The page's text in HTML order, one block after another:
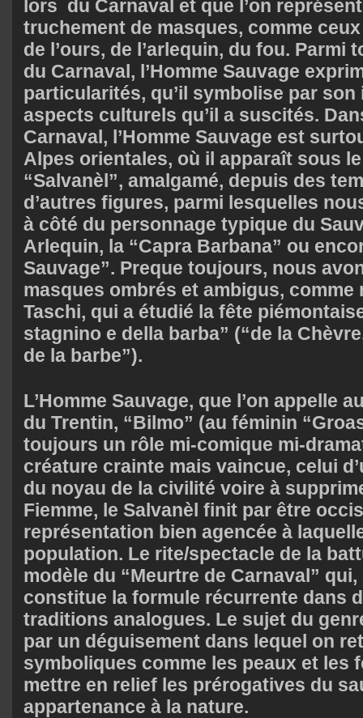
lors du Carnaval et que l’on
truchement de masques, comme ceux
de l’ours, de l’arlequin, du fou. Parmi
du Carnaval, l’Homme Sauvage
particularités, qu’il symbolise par son
aspects culturels qu’il a suscités.
Carnaval, l’Homme Sauvage est
Alpes orientales, où il apparaît sous
“Salvanèl”, amalgamé, depuis des
d’autres figures, parmi lesquelles
à côté du personnage typique du
Arlequin, la “Capra Barbana” ou
Sauvage”. Preque toujours, nous
masques ombrés et ambigus, comme
Taschi, qui a étudié la fête
stagnino e della barba” (“de la
de la barbe”).
L’Homme Sauvage, que l’on appelle
du Trentin, “Bilmo” (au féminin
toujours un rôle mi-comique mi-
créature crainte mais vaincue, celui
du noyau de la civilité voire à
Fiemme, le Salvanèl finit par être
représentation bien agencée à
population. Le rite/spectacle de la
modèle du “Meurtre de Carnaval”
constitue la formule récurrente dans
traditions analogues. Le sujet du
par un déguisement dans lequel on
symboliques comme les peaux et les
mettre en relief les prérogatives du
appartenance à la nature.